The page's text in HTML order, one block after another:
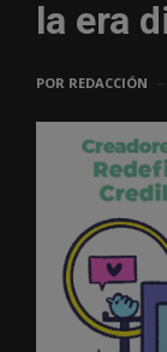
la era
POR REDACCIÓN